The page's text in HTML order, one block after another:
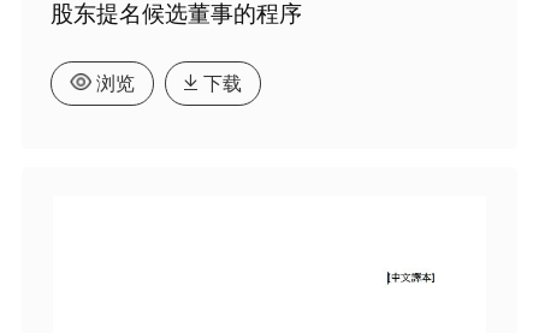
股东提名候选董事的程序
浏览 下载